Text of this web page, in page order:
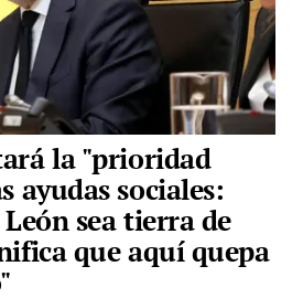
la "prioridad
ayudas sociales:
sea tierra de
que aquí quepa